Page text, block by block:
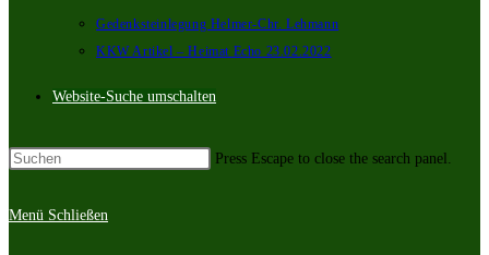
Gedenksteinlegung Helmer-Chr. Lehmann
KKW Artikel – Heimat Echo 23.02.2022
Website-Suche umschalten
Press Escape to close the search panel.
Menü Schließen